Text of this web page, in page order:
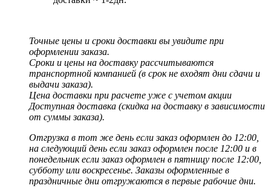
Точные цены и сроки доставки вы увидите при
оформлении заказа.
Сроки и цены на доставку рассчитываются
транспортной компанией (в срок не входят дни сдачи и
выдачи заказа).
Цена доставки при расчете уже с учетом акции
Доступная доставка (скидка на доставку в зависимости
от суммы заказа).
Отгрузка в тот же день если заказ оформлен до 12:00,
на следующий день если заказ оформлен после 12:00 и в
понедельник если заказ оформлен в пятницу после 12:00,
субботу или воскресенье. Заказы оформленные в
праздничные дни отгружаются в первые рабочие дни.